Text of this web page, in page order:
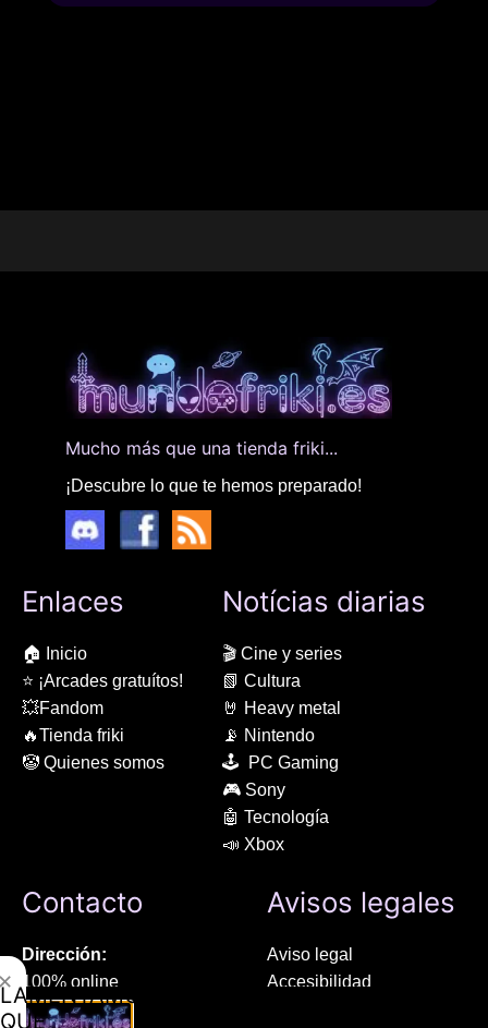
Mucho más que una tienda friki...
¡Descubre lo que te hemos preparado!
Enlaces
🏠 Inicio
⭐ ¡Arcades gratuítos!
💥Fandom
🔥Tienda friki
🤡 Quienes somos
Notícias diarias
🎬 Cine y series
📗 Cultura
🤘 Heavy metal
📡 Nintendo
🕹 PC Gaming
🎮 Sony
🤖 Tecnología
📣 Xbox
Contacto
Dirección:
100% online
Manresa (08241), Barcelona
Avisos legales
Aviso legal
Accesibilidad
LAMENTAMOS
QUE